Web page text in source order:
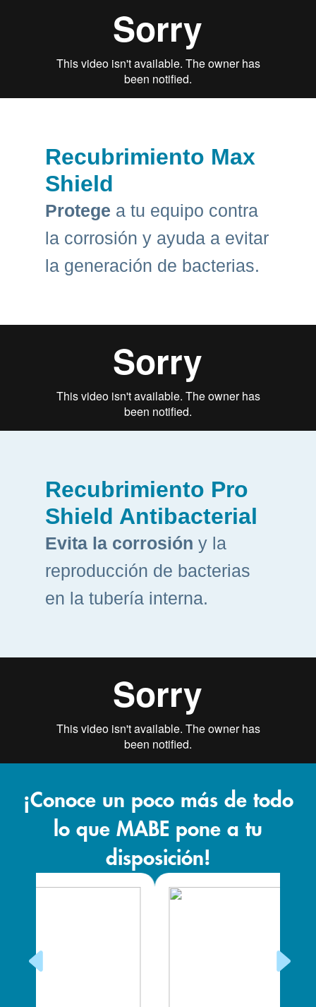
Recubrimiento Max
Shield
Protege a tu equipo contra
la corrosión y ayuda a evitar
la generación de bacterias.
Recubrimiento Pro
Shield Antibacterial
Evita la corrosión y la
reproducción de bacterias
en la tubería interna.
¡Conoce un poco más de todo
lo que MABE pone a tu
disposición!